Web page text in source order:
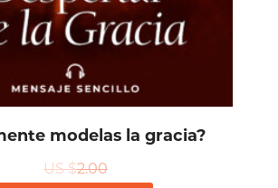
modelas la gracia?
US $2.00